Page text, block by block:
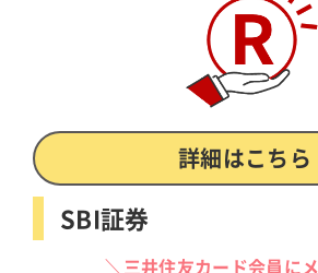
詳細はこちら
SBI証券
＼三井住友カード会員に